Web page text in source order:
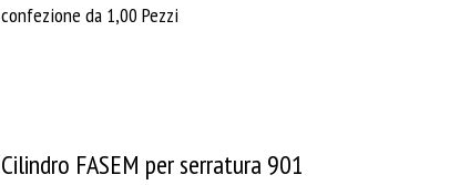
confezione da 1,00 Pezzi
Cilindro FASEM per serratura 901